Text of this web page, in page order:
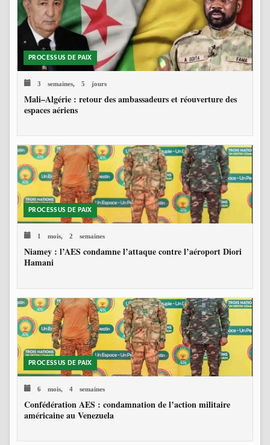
PROCESSUS DE PAIX
3 semaines, 5 jours
Mali–Algérie : retour des ambassadeurs et réouverture des
espaces aériens
PROCESSUS DE PAIX
1 mois, 2 semaines
Niamey : l’AES condamne l’attaque contre l’aéroport Diori
Hamani
PROCESSUS DE PAIX
6 mois, 4 semaines
Confédération AES : condamnation de l’action militaire
américaine au Venezuela